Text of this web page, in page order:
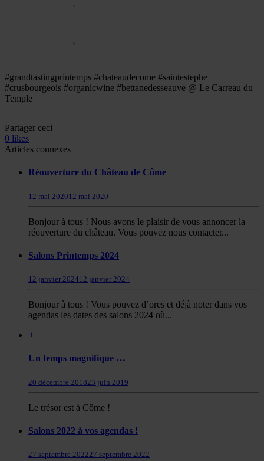
#grandtastingprintemps #chateaudecome #saintestephe
#crusbourgeois #organicwine #bettanedesseauve @ Le Carreau du
Temple
Partager ceci
0 likes
Articles connexes
Réouverture du Château de Côme
12 mai 202012 mai 2020
Bonjour à tous ! Nous avons le plaisir de vous annoncer la
réouverture du château. Vous pouvez nous contacter...
Salons Printemps 2024
12 janvier 202412 janvier 2024
Bonjour à tous ! Vous pouvez d’ores et déjà noter dans vos
agendas les dates des salons 2024 où...
+
Un temps magnifique …
20 décembre 201823 juin 2019
Le trésor est à Côme !
Salons 2022 à vos agendas !
27 septembre 202227 septembre 2022